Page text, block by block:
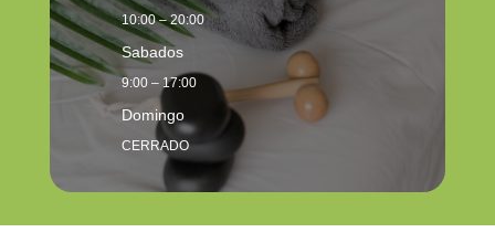
10:00 – 20:00
Sabados
9:00 – 17:00
Domingo
CERRADO